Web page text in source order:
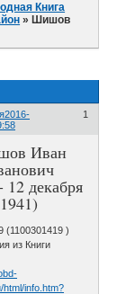
Книга
» Шишов
1
2016-
Иван
12 декабря
1941)
(1100301419 )
из Книги
html/info.htm?